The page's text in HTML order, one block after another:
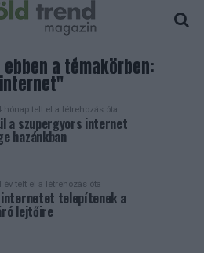
a témakörben:
hónap telt el a létrehozás óta
a szupergyors internet
hazánkban
év telt el a létrehozás óta
internetet telepítenek a
lejtőire